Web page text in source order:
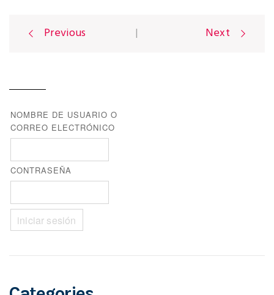
o
s
t
n
Previous | Next
NOMBRE DE USUARIO O
CORREO ELECTRÓNICO
CONTRASEÑA